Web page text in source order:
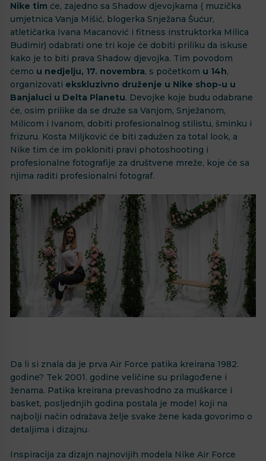
Nike tim će, zajedno sa Shadow djevojkama ( muzička
umjetnica Vanja Mišić, blogerka Snježana Šućur,
atletičarka Ivana Macanović i fitness instruktorka Milica
Budimir) odabrati one tri koje će dobiti priliku da iskuse
kako je to biti prava Shadow djevojka. Tim povodom
ćemo u nedjelju, 17. novembra, s početkom u 14h,
organizovati ekskluzivno druženje u Nike shop-u u
Banjaluci u Delta Planetu. Devojke koje budu odabrane
će, osim prilike da se druže sa Vanjom, Snježanom,
Milicom i Ivanom, dobiti profesionalnog stilistu, šminku i
frizuru. Kosta Miljković će biti zadužen za total look, a
Nike tim će im pokloniti pravi photoshooting i
profesionalne fotografije za društvene mreže, koje će sa
njima raditi profesionalni fotograf.
Da li si znala da je prva Air Force patika kreirana 1982.
godine? Tek 2001. godine veličine su prilagođene i
ženama. Patika kreirana prevashodno za muškarce i
basket, posljednjih godina postala je model koji na
najbolji način odražava želje svake žene kada govorimo o
detaljima i dizajnu.
Inspiracija za dizajn najnovijih modela Nike Air Force